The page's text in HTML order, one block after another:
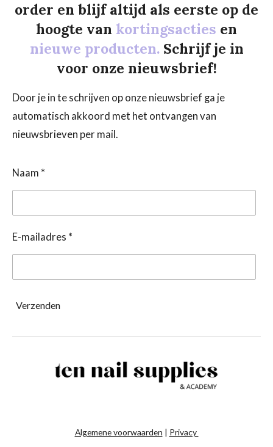
order en blijf altijd als eerste op de
hoogte van kortingsacties en
nieuwe producten. Schrijf je in
voor onze nieuwsbrief!
Door je in te schrijven op onze nieuwsbrief ga je
automatisch akkoord met het ontvangen van
nieuwsbrieven per mail.
Naam *
E-mailadres *
Verzenden
Algemene voorwaarden | Privacy